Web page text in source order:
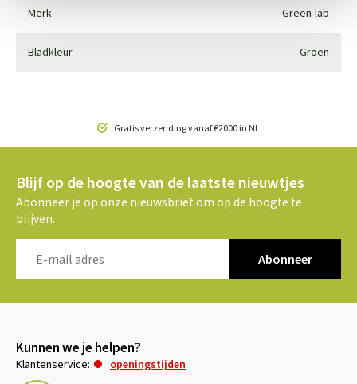
Merk Green-lab
Bladkleur Groen
Gratis verzending vanaf €2000 in NL
Blijf op de hoogte van de laatste nieuwtjes
Abonneer je op onze nieuwsbrief om op de hoogte te
blijven.
Abonneer
Kunnen we je helpen?
Klantenservice:
openingstijden